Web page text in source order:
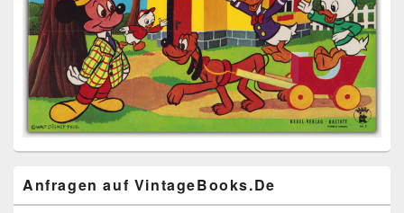
Anfragen auf VintageBooks.De